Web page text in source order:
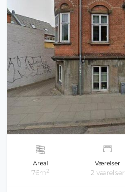
Areal
76m2
Værelser
2 værelser